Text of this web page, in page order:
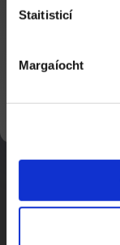
Staitisticí
Margaíocht
Bígí ag Ceol